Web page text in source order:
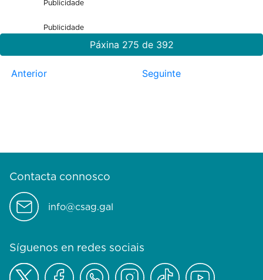
Publicidade
Publicidade
Páxina 275 de 392
Anterior Seguinte
Contacta connosco
info@csag.gal
Síguenos en redes sociais